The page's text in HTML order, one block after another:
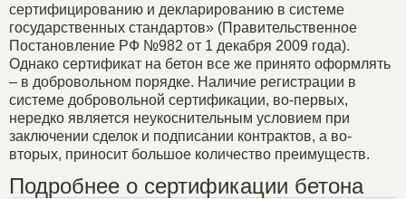
сертифицированию и декларированию в системе
государственных стандартов» (Правительственное
Постановление РФ №982 от 1 декабря 2009 года).
Однако сертификат на бетон все же принято оформлять
– в добровольном порядке. Наличие регистрации в
системе добровольной сертификации, во-первых,
нередко является неукоснительным условием при
заключении сделок и подписании контрактов, а во-
вторых, приносит большое количество преимуществ.
Подробнее о сертификации бетона